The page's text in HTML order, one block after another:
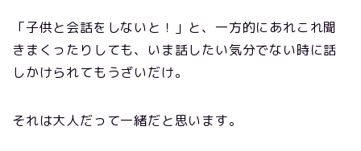
「子供と会話をしないと！」と、一方的にあれこれ聞
きまくったりしても、いま話したい気分でない時に話
しかけられてもうざいだけ。
それは大人だって一緒だと思います。